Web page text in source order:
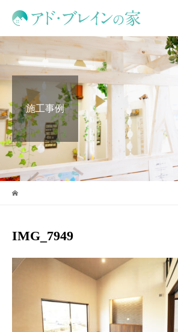
施工事例
IMG_7949